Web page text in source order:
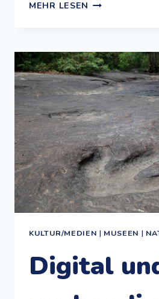
MEHR LESEN KINDER
ELTERN:
EIN
ERICH
KÄSTNER-
SPECIAL
KULTUR/MEDIEN | MUSEEN |
Digital